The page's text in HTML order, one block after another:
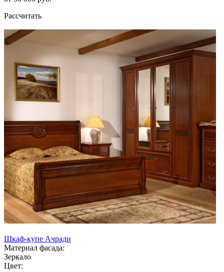
Рассчитать
Шкаф-купе Ачради
Материал фасада:
Зеркало
Цвет: